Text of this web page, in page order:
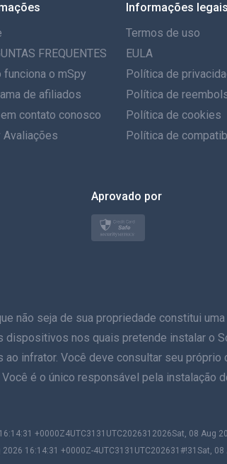
Espanhol
Português
Italiano
Türkçe
Nórdico
Dansk
FREQUENTES
funciona o mSpy
de afiliados
contato conosco
Avaliações
Informações legais
Termos de uso
EULA
Política de
Política de
Política de cookies
Política de
Aprovado por
não seja de sua propriedade constitui
dispositivos nos quais pretende instalar o
infrator. Você deve consultar seu próprio
é o único responsável pela instalação
+0000Z4UTC3131UTC2026312026Sat, 08 Aug
16:14:31 +0000Z-4UTC3131UTC202631#!31Sat, 08